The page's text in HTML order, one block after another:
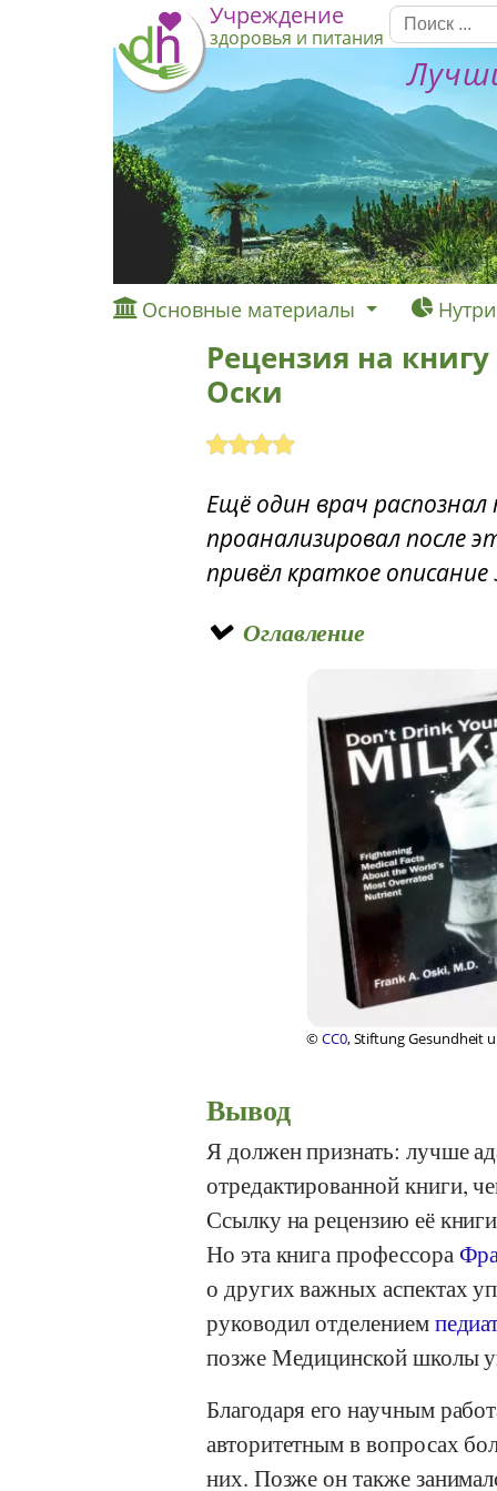
Учреждение
здоровья и питания
Основные материалы
Рецензия на
Оски
Ещё один врач
проанализировал после
привёл краткое описание
Оглавление
©CC0, Stiftung Gesundheit
Вывод
Я должен признать: лучше
отредактированной книги,
Ссылку на рецензию её
Но эта книга профессора
о других важных аспектах
руководил отделением
позжеМедицинской школы
Благодаря его научным
авторитетным в вопросах
них. Позже он также